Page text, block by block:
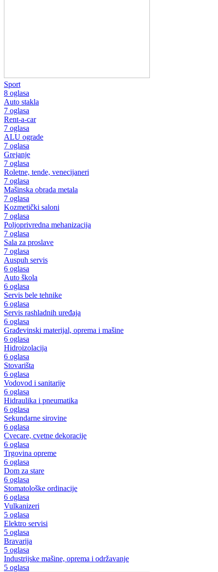
Sport
8 oglasa
Auto stakla
7 oglasa
Rent-a-car
7 oglasa
ALU ograde
7 oglasa
Grejanje
7 oglasa
Roletne, tende, venecijaneri
7 oglasa
Mašinska obrada metala
7 oglasa
Kozmetički saloni
7 oglasa
Poljoprivredna mehanizacija
7 oglasa
Sala za proslave
7 oglasa
Auspuh servis
6 oglasa
Auto škola
6 oglasa
Servis bele tehnike
6 oglasa
Servis rashladnih uređaja
6 oglasa
Građevinski materijal, oprema i mašine
6 oglasa
Hidroizolacija
6 oglasa
Stovarišta
6 oglasa
Vodovod i sanitarije
6 oglasa
Hidraulika i pneumatika
6 oglasa
Sekundarne sirovine
6 oglasa
Cvecare, cvetne dekoracije
6 oglasa
Trgovina opreme
6 oglasa
Dom za stare
6 oglasa
Stomatološke ordinacije
6 oglasa
Vulkanizeri
5 oglasa
Elektro servisi
5 oglasa
Bravarija
5 oglasa
Industrijske mašine, oprema i održavanje
5 oglasa